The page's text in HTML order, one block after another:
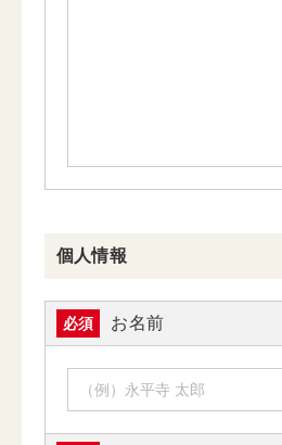
個人情報
必須 お名前